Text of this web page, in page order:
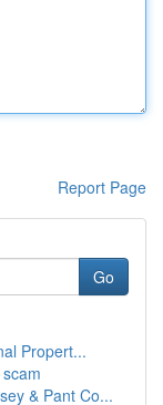
Report Page
Go
Propert...
& Pant Co...